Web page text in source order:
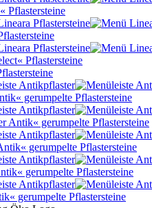
Pflastersteine
Pflastersteine
gerumpelte Pflastersteine
Antik« gerumpelte Pflastersteine
gerumpelte Pflastersteine
gerumpelte Pflastersteine
gerumpelte Pflastersteine